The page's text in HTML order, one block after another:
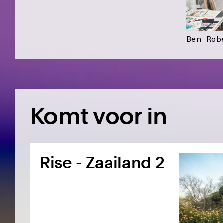
Ben
Komt voor in
Rise - Zaailand 2